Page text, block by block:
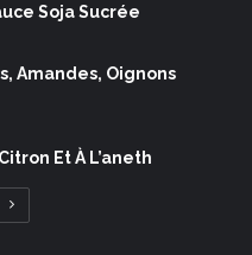
Soja Sucrée
Amandes, Oignons
Et À L’aneth
Page